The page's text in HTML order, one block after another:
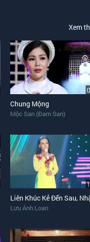
Xem
Chung Mộng
Mộc San (Đam San)
Lưu Ánh Loan